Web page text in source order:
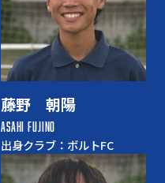
藤野 朝陽
ASAHI FUJINO
出身クラブ：ボルトFC